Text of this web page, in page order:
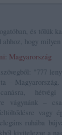
és tőlük
hogy
Magyarország
"777
–
vágynánk –
vagy
ruhába
kivitelezve a